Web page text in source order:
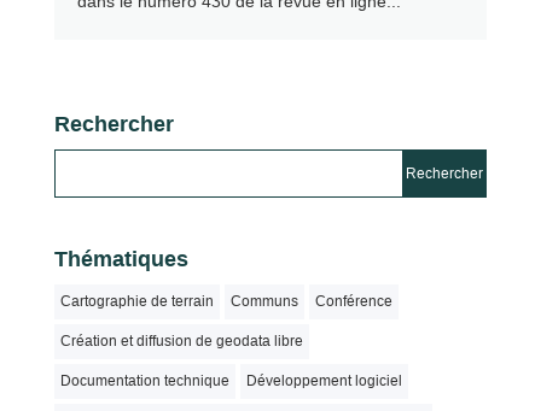
Rechercher
Thématiques
Cartographie de terrain Communs Conférence
Création et diffusion de geodata libre
Documentation technique Développement logiciel